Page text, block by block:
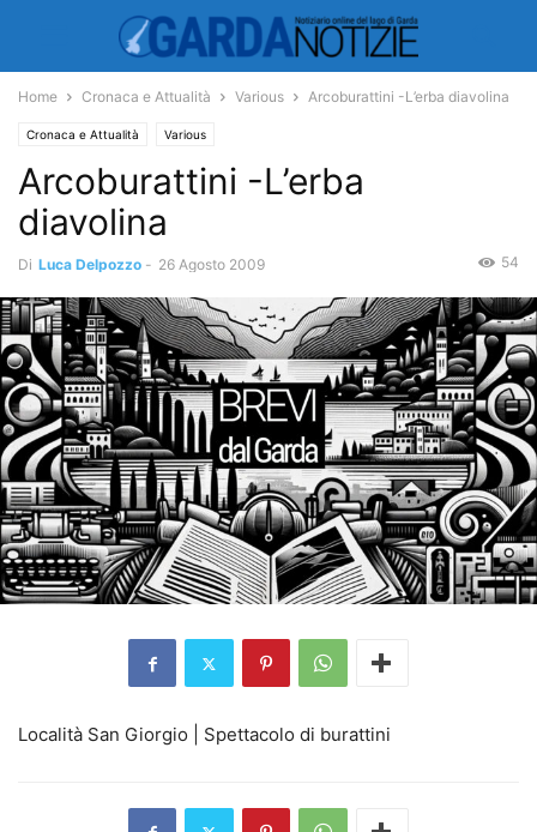
Home Cronaca e Attualità Various Arcoburattini -L’erba diavolina
Cronaca e Attualità Various
Arcoburattini -L’erba
diavolina
Di Luca Delpozzo - 26 Agosto 2009 54
Località San Giorgio | Spettacolo di burattini